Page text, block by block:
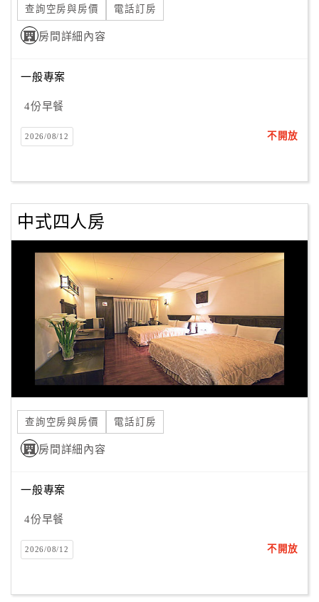
查詢空房與房價 電話訂房
房間詳細內容
一般專案
4份早餐
2026/08/12 不開放
中式四人房
查詢空房與房價 電話訂房
房間詳細內容
一般專案
4份早餐
2026/08/12 不開放